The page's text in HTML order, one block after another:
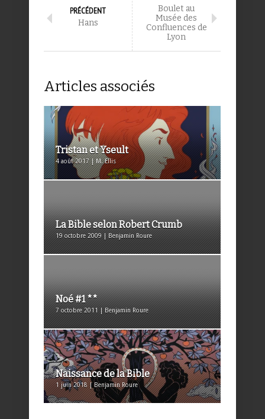
PRÉCÉDENT
Hans
Boulet au
Musée des
Confluences de
Lyon
Articles associés
Tristan et Yseult
4 août 2017 | M. Ellis
La Bible selon Robert Crumb
19 octobre 2009 | Benjamin Roure
Noé #1 **
7 octobre 2011 | Benjamin Roure
Naissance de la Bible
1 juin 2018 | Benjamin Roure